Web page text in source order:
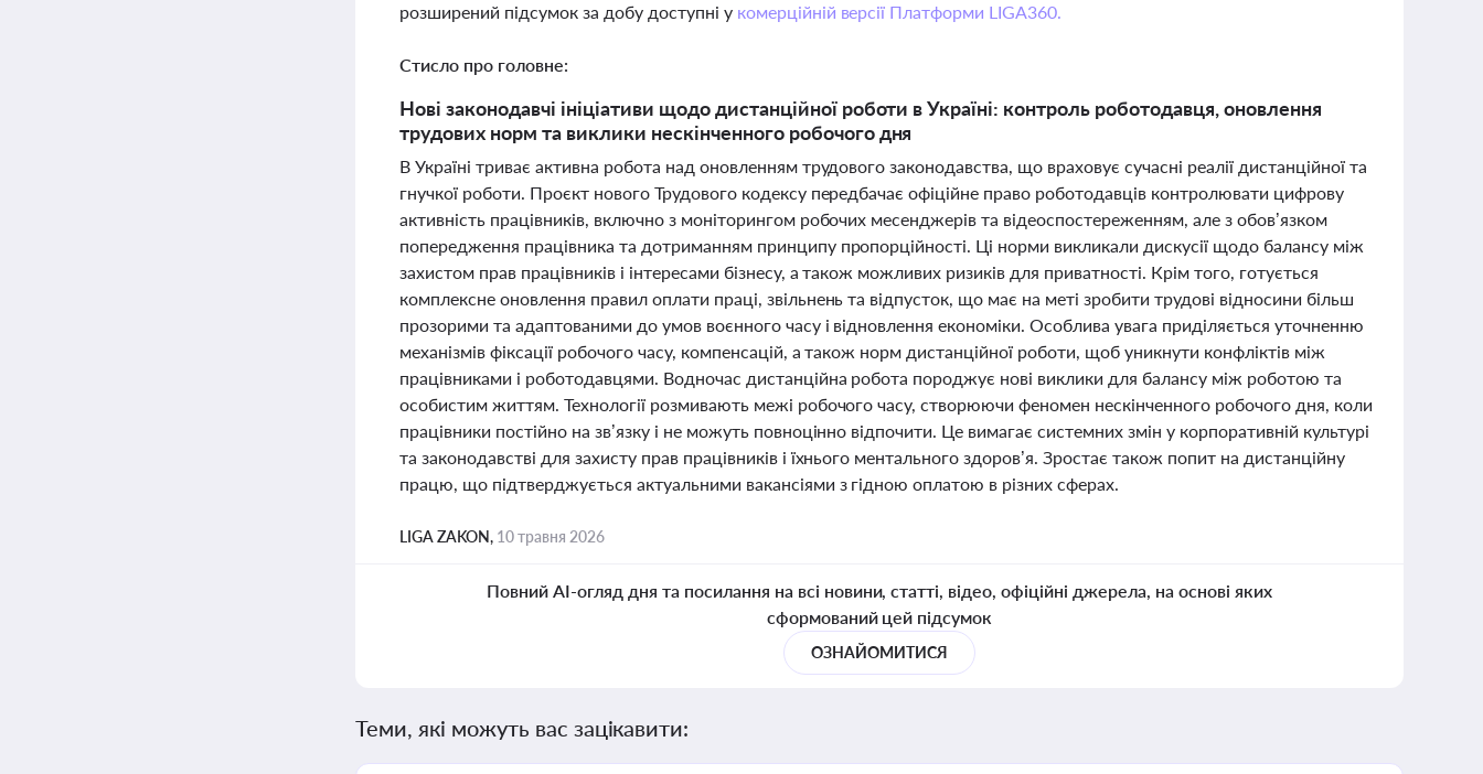
розширений підсумок за добу доступні у комерційній версії Платформи LIGA360.
Стисло про головне:
Нові законодавчі ініціативи щодо дистанційної роботи в Україні: контроль роботодавця, оновлення
трудових норм та виклики нескінченного робочого дня
В Україні триває активна робота над оновленням трудового законодавства, що враховує сучасні реалії дистанційної та
гнучкої роботи. Проєкт нового Трудового кодексу передбачає офіційне право роботодавців контролювати цифрову
активність працівників, включно з моніторингом робочих месенджерів та відеоспостереженням, але з обов’язком
попередження працівника та дотриманням принципу пропорційності. Ці норми викликали дискусії щодо балансу між
захистом прав працівників і інтересами бізнесу, а також можливих ризиків для приватності. Крім того, готується
комплексне оновлення правил оплати праці, звільнень та відпусток, що має на меті зробити трудові відносини більш
прозорими та адаптованими до умов воєнного часу і відновлення економіки. Особлива увага приділяється уточненню
механізмів фіксації робочого часу, компенсацій, а також норм дистанційної роботи, щоб уникнути конфліктів між
працівниками і роботодавцями. Водночас дистанційна робота породжує нові виклики для балансу між роботою та
особистим життям. Технології розмивають межі робочого часу, створюючи феномен нескінченного робочого дня, коли
працівники постійно на зв’язку і не можуть повноцінно відпочити. Це вимагає системних змін у корпоративній культурі
та законодавстві для захисту прав працівників і їхнього ментального здоров’я. Зростає також попит на дистанційну
працю, що підтверджується актуальними вакансіями з гідною оплатою в різних сферах.
LIGA ZAKON, 10 травня 2026
Повний AI-огляд дня та посилання на всі новини, статті, відео, офіційні джерела, на основі яких
сформований цей підсумок
ОЗНАЙОМИТИСЯ
Теми, які можуть вас зацікавити: